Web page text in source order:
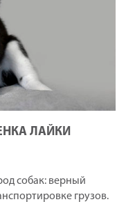
ЛАЙКИ
собак: верный
грузов.